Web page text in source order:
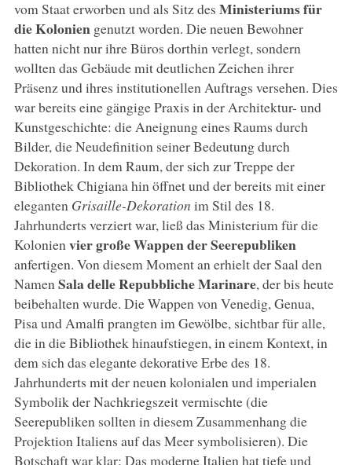
vom Staat erworben und als Sitz des Ministeriums für
die Koloniengenutzt worden. Die neuen Bewohner
hatten nicht nur ihre Büros dorthin verlegt, sondern
wollten das Gebäude mit deutlichen Zeichen ihrer
Präsenz und ihres institutionellen Auftrags versehen. Dies
war bereits eine gängige Praxis in der Architektur- und
Kunstgeschichte: die Aneignung eines Raums durch
Bilder, die Neudefinition seiner Bedeutung durch
Dekoration. In dem Raum, der sich zur Treppe der
Bibliothek Chigiana hin öffnet und der bereits mit einer
eleganten Grisaille-Dekoration im Stil des 18.
Jahrhunderts verziert war, ließ das Ministerium für die
Kolonienvier große Wappen der Seerepubliken
anfertigen. Von diesem Moment an erhielt der Saal den
NamenSala delle Repubbliche Marinare, der bis heute
beibehalten wurde. Die Wappen von Venedig, Genua,
Pisa und Amalfi prangten im Gewölbe, sichtbar für alle,
die in die Bibliothek hinaufstiegen, in einem Kontext, in
dem sich das elegante dekorative Erbe des 18.
Jahrhunderts mit der neuen kolonialen und imperialen
Symbolik der Nachkriegszeit vermischte (die
Seerepubliken sollten in diesem Zusammenhang die
Projektion Italiens auf das Meer symbolisieren). Die
Botschaft war klar: Das moderne Italien hat tiefe und